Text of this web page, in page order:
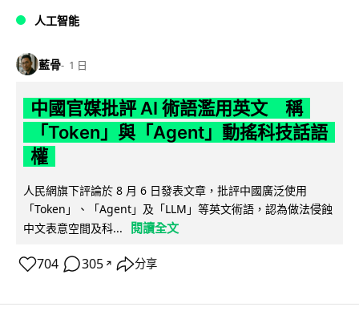
人工智能
藍骨 1 日
中國官媒批評 AI 術語濫用英文 稱
「Token」與「Agent」動搖科技話語
權
人民網旗下評論於 8 月 6 日發表文章，批評中國廣泛使用
「Token」、「Agent」及「LLM」等英文術語，認為做法侵蝕
中文表意空間及科...
閱讀全文
704 305 ↗ 分享